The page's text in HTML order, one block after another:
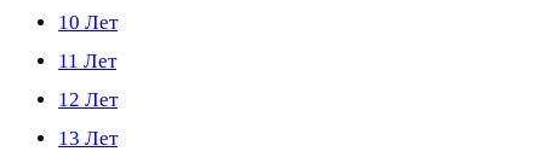
10 Лет
11 Лет
12 Лет
13 Лет